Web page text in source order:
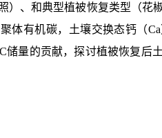
、和典型植被恢复类型（花
聚体有机碳，土壤交换态钙（
储量的贡献，探讨植被恢复后